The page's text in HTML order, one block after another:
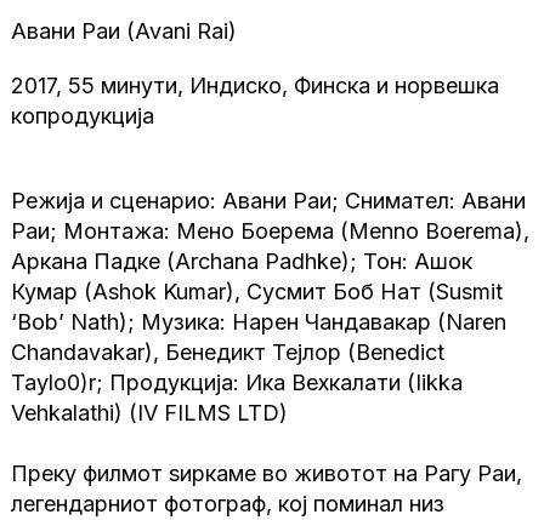
Авани Раи (Avani Rai)
2017, 55 минути, Индиско, Финска и норвешка
копродукција
Режија и сценарио: Авани Раи; Снимател: Авани
Раи; Монтажа: Мено Боерема (Menno Boerema),
Аркана Падке (Archana Padhke); Тон: Ашок
Кумар (Ashok Kumar), Сусмит Боб Нат (Susmit
‘Bob’ Nath); Музика: Нарен Чандавакар (Naren
Chandavakar), Бенедикт Тејлор (Benedict
Taylo0)r; Продукција: Ика Вехкалати (Iikka
Vehkalathi) (IV FILMS LTD)
Преку филмот ѕиркаме во животот на Рагу Раи,
легендарниот фотограф, кој поминал низ